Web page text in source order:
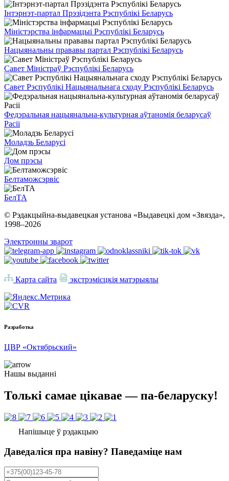
Інтэрнэт-партал Прэзідэнта Рэспублікі Беларусь
Міністэрства інфармацыі Рэспублікі Беларусь
Нацыянальны прававы партал Рэспублікі Беларусь
Савет Міністраў Рэспублікі Беларусь
Савет Рэспублікі Нацыянальнага сходу Рэспублікі Беларусь
Федэральная нацыянальна-культурная аўтаномія беларусаў
Расіі
Моладзь Беларусі
Дом прэсы
Белтаможсэрвіс
БелТА
© Рэдакцыйна-выдавецкая установа «Выдавецкі дом «Звязда»,
1998–2026
Электронны зварот
Карта сайта экстрэмісцкія матэрыялы
Разработка
ЦВР «Октябрьский»
Нашы выданні
Толькі самае цікавае — па-беларуску!
Напішыце ў рэдакцыю
Даведаліся пра навіну? Паведаміце нам